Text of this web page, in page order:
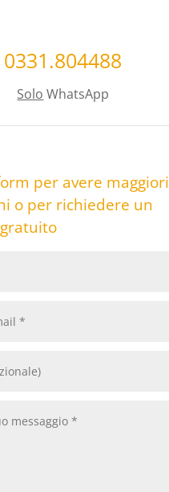
0331.804488
Solo WhatsApp
per avere maggiori
o per richiedere un